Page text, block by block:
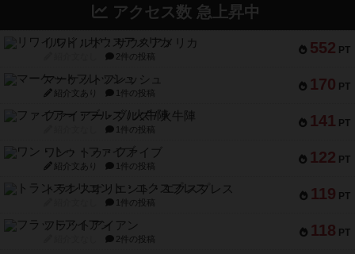
アクセス数 急上昇中
552 PT
リワイルド：サウスアメリカ
2件の投稿
170 PT
マーケットフレッシュ
紹介文あり 1件の投稿
141 PT
ファイアー・ブルズ / 火牛陣
1件の投稿
122 PT
ワン・トゥ・ファイブ
紹介文あり 1件の投稿
119 PT
トランスオリエント・エクスプレス
1件の投稿
118 PT
フラットアイアン
2件の投稿